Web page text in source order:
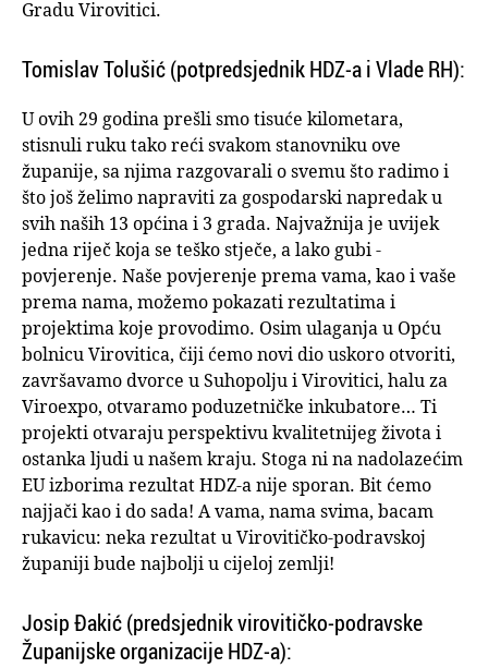
Gradu Virovitici.
Tomislav Tolušić (potpredsjednik HDZ-a i Vlade RH):
U ovih 29 godina prešli smo tisuće kilometara,
stisnuli ruku tako reći svakom stanovniku ove
županije, sa njima razgovarali o svemu što radimo i
što još želimo napraviti za gospodarski napredak u
svih naših 13 općina i 3 grada. Najvažnija je uvijek
jedna riječ koja se teško stječe, a lako gubi -
povjerenje. Naše povjerenje prema vama, kao i vaše
prema nama, možemo pokazati rezultatima i
projektima koje provodimo. Osim ulaganja u Opću
bolnicu Virovitica, čiji ćemo novi dio uskoro otvoriti,
završavamo dvorce u Suhopolju i Virovitici, halu za
Viroexpo, otvaramo poduzetničke inkubatore… Ti
projekti otvaraju perspektivu kvalitetnijeg života i
ostanka ljudi u našem kraju. Stoga ni na nadolazećim
EU izborima rezultat HDZ-a nije sporan. Bit ćemo
najjači kao i do sada! A vama, nama svima, bacam
rukavicu: neka rezultat u Virovitičko-podravskoj
županiji bude najbolji u cijeloj zemlji!
Josip Đakić (predsjednik virovitičko-podravske
Županijske organizacije HDZ-a):